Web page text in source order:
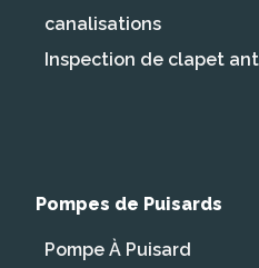
canalisations
Inspection de clapet
Pompes de Puisards
Pompe À Puisard